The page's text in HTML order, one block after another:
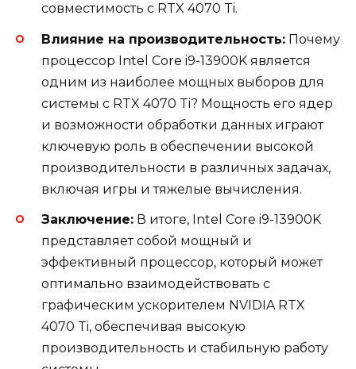
совместимость с RTX 4070 Ti.
Влияние на производительность: Почему
процессор Intel Core i9-13900K является
одним из наиболее мощных выборов для
системы с RTX 4070 Ti? Мощность его ядер
и возможности обработки данных играют
ключевую роль в обеспечении высокой
производительности в различных задачах,
включая игры и тяжелые вычисления.
Заключение: В итоге, Intel Core i9-13900K
представляет собой мощный и
эффективный процессор, который может
оптимально взаимодействовать с
графическим ускорителем NVIDIA RTX
4070 Ti, обеспечивая высокую
производительность и стабильную работу